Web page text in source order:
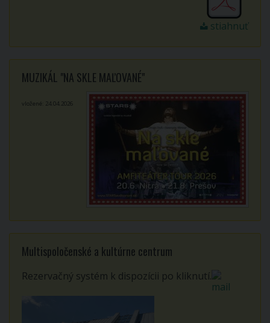
stiahnuť
MUZIKÁL "NA SKLE MAĽOVANÉ"
vložené: 24.04.2026
Multispoločenské a kultúrne centrum
Rezervačný systém k dispozícii po kliknutí.